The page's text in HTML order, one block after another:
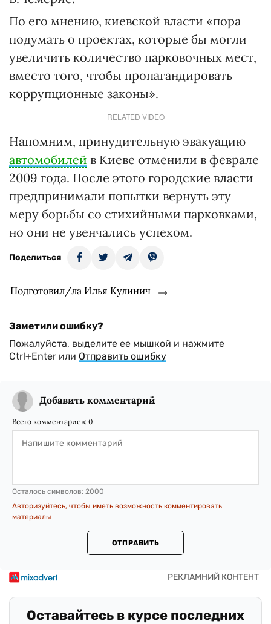
По его мнению, киевской власти «пора
подумать о проектах, которые бы могли
увеличить количество парковочных мест,
вместо того, чтобы пропагандировать
коррупционные законы».
RELATED VIDEO
Напомним, принудительную эвакуацию
автомобилей в Киеве отменили в феврале
2009 года. После этого городские власти
предпринимали попытки вернуть эту
меру борьбы со стихийными парковками,
но они не увенчались успехом.
Поделиться
Подготовил/ла Илья Кулинич
Заметили ошибку?
Пожалуйста, выделите ее мышкой и нажмите
Ctrl+Enter или Отправить ошибку
Добавить комментарий
Всего комментариев: 0
Осталось символов: 2000
Авторизуйтесь, чтобы иметь возможность комментировать
материалы
ОТПРАВИТЬ
Оставайтесь в курсе последних